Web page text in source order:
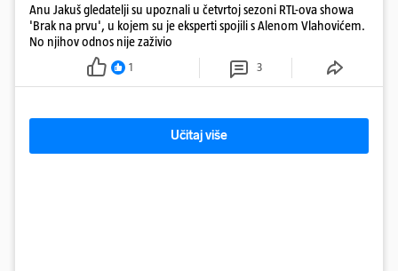
Anu Jakuš gledatelji su upoznali u četvrtoj sezoni RTL-ova showa
'Brak na prvu', u kojem su je eksperti spojili s Alenom Vlahovićem.
No njihov odnos nije zaživio
1 3
Učitaj više